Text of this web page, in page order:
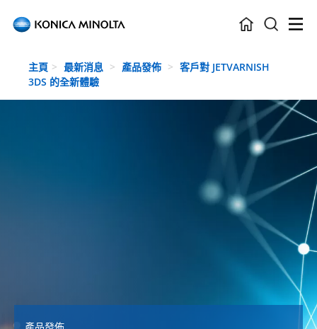
Skip to main content
主頁 最新消息 產品發佈
客戶對 JETVARNISH
3DS 的全新體驗